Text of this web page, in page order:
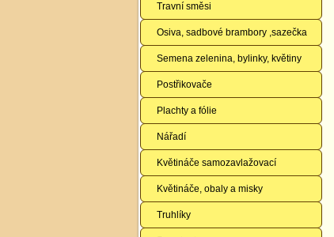
Travní směsi
Osiva, sadbové brambory ,sazečka
Semena zelenina, bylinky, květiny
Postřikovače
Plachty a fólie
Nářadí
Květináče samozavlažovací
Květináče, obaly a misky
Truhlíky